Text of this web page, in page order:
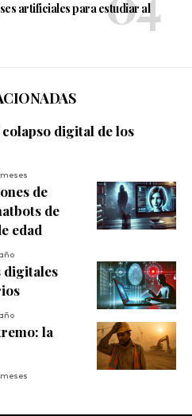
artificiales para estudiar al
colapso digital de los
de
de
edad
digitales
la